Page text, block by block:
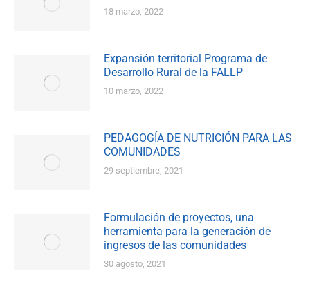
18 marzo, 2022
Expansión territorial Programa de
Desarrollo Rural de la FALLP
10 marzo, 2022
PEDAGOGÍA DE NUTRICIÓN PARA LAS
COMUNIDADES
29 septiembre, 2021
Formulación de proyectos, una
herramienta para la generación de
ingresos de las comunidades
30 agosto, 2021